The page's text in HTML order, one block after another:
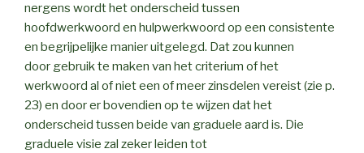
nergens wordt het onderscheid tussen
hoofdwerkwoord en hulpwerkwoord op een consistente
en begrijpelijke manier uitgelegd. Dat zou kunnen
door gebruik te maken van het criterium of het
werkwoord al of niet een of meer zinsdelen vereist (zie p.
23) en door er bovendien op te wijzen dat het
onderscheid tussen beide van graduele aard is. Die
graduele visie zal zeker leiden tot